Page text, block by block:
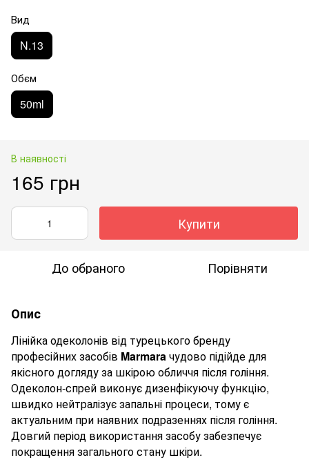
Вид
N.13
Обєм
50ml
В наявності
165 грн
Купити
До обраного Порівняти
Опис
Лінійка одеколонів від турецького бренду
професійних засобів Marmara чудово підійде для
якісного догляду за шкірою обличчя після гоління.
Одеколон-спрей виконує дизенфікуючу функцію,
швидко нейтралізує запальні процеси, тому є
актуальним при наявних подразеннях після гоління.
Довгий період використання засобу забезпечує
покращення загального стану шкіри.